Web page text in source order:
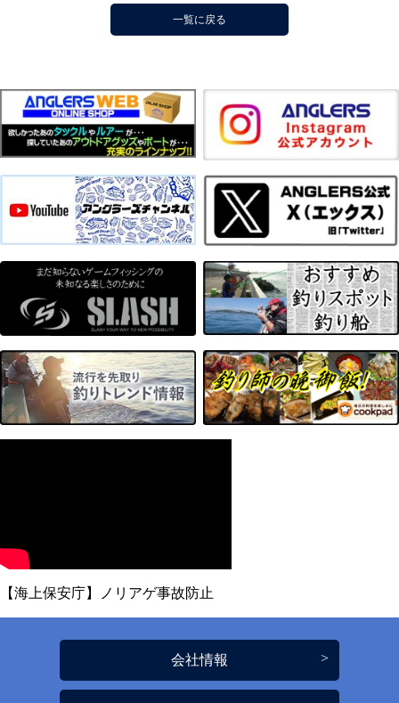
一覧に戻る
【海上保安庁】ノリアゲ事故防止
会社情報